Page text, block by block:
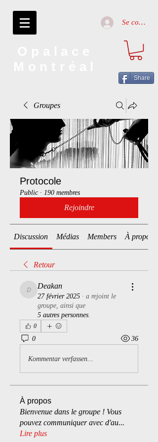
Se connecter
Share
Groupes
Protocole
Public · 190 membres
Rejoindre
Discussion Médias Members À propos
Retour
Deakan
Deakan
27 février 2025 · a rejoint le
groupe, ainsi que
5 autres personnes.
0
0 36
Kommentar verfassen...
À propos
Bienvenue dans le groupe ! Vous
pouvez communiquer avec d'au...
Lire plus